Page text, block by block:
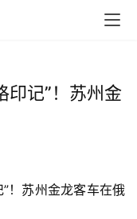
印记”！苏州金
！苏州金龙客车在俄